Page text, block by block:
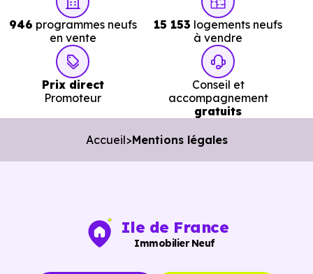
946 programmes neufs
en vente
15 153 logements neufs
à vendre
Prix direct
Promoteur
Conseil et
accompagnement
gratuits
Accueil Mentions légales
Ile de France
Immobilier Neuf